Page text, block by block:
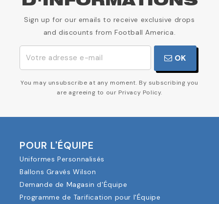
Sign up for our emails to receive exclusive drops
and discounts from Football America.
OK
You may unsubscribe at any moment. By subscribing you
are agreeing to our Privacy Policy.
POUR L'ÉQUIPE
Uniformes Personnalisés
Ballons Gravés Wilson
Demande de Magasin d'Équipe
Programme de Tarification pour l'Équipe